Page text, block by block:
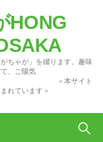
HONG
ちゃが」を綴ります。趣味
、ご陽気
サイト
れています＞
検